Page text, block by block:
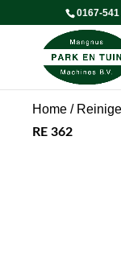
0167-
Home /
RE 362